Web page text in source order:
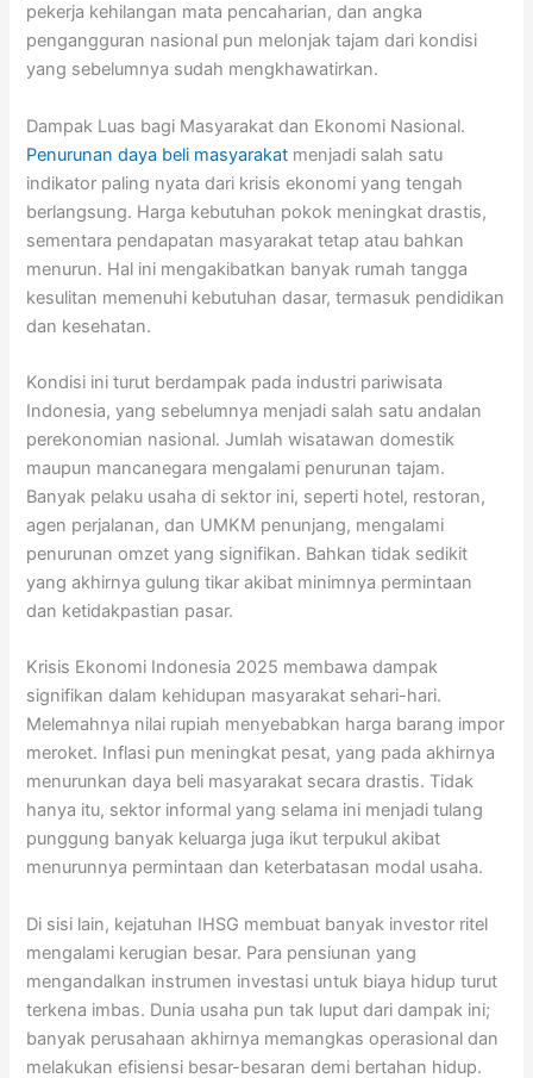
pekerja kehilangan mata pencaharian, dan angka
pengangguran nasional pun melonjak tajam dari kondisi
yang sebelumnya sudah mengkhawatirkan.
Dampak Luas bagi Masyarakat dan Ekonomi Nasional.
Penurunan daya beli masyarakat menjadi salah satu
indikator paling nyata dari krisis ekonomi yang tengah
berlangsung. Harga kebutuhan pokok meningkat drastis,
sementara pendapatan masyarakat tetap atau bahkan
menurun. Hal ini mengakibatkan banyak rumah tangga
kesulitan memenuhi kebutuhan dasar, termasuk pendidikan
dan kesehatan.
Kondisi ini turut berdampak pada industri pariwisata
Indonesia, yang sebelumnya menjadi salah satu andalan
perekonomian nasional. Jumlah wisatawan domestik
maupun mancanegara mengalami penurunan tajam.
Banyak pelaku usaha di sektor ini, seperti hotel, restoran,
agen perjalanan, dan UMKM penunjang, mengalami
penurunan omzet yang signifikan. Bahkan tidak sedikit
yang akhirnya gulung tikar akibat minimnya permintaan
dan ketidakpastian pasar.
Krisis Ekonomi Indonesia 2025 membawa dampak
signifikan dalam kehidupan masyarakat sehari-hari.
Melemahnya nilai rupiah menyebabkan harga barang impor
meroket. Inflasi pun meningkat pesat, yang pada akhirnya
menurunkan daya beli masyarakat secara drastis. Tidak
hanya itu, sektor informal yang selama ini menjadi tulang
punggung banyak keluarga juga ikut terpukul akibat
menurunnya permintaan dan keterbatasan modal usaha.
Di sisi lain, kejatuhan IHSG membuat banyak investor ritel
mengalami kerugian besar. Para pensiunan yang
mengandalkan instrumen investasi untuk biaya hidup turut
terkena imbas. Dunia usaha pun tak luput dari dampak ini;
banyak perusahaan akhirnya memangkas operasional dan
melakukan efisiensi besar-besaran demi bertahan hidup.